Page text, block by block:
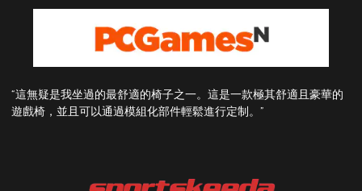
“這無疑是我坐過的最舒適的椅子之一。這是一款極其舒適且豪華的
遊戲椅，並且可以通過模組化部件輕鬆進行定制。”